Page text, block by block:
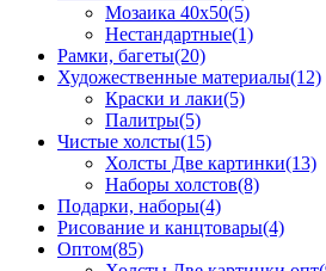
Мозаика 40x50(5)
Нестандартные(1)
Рамки, багеты(20)
Художественные материалы(12)
Краски и лаки(5)
Палитры(5)
Чистые холсты(15)
Холсты Две картинки(13)
Наборы холстов(8)
Подарки, наборы(4)
Рисование и канцтовары(4)
Оптом(85)